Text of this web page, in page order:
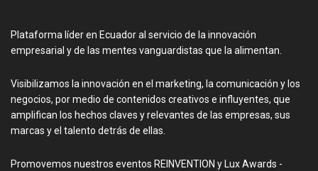
Plataforma líder en Ecuador al servicio de la innovación
empresarial y de las mentes vanguardistas que la alimentan.
Visibilizamos la innovación en el marketing, la comunicación y los
negocios, por medio de contenidos creativos e influyentes, que
amplifican los hechos claves y relevantes de las empresas, sus
marcas y el talento detrás de ellas.
Promovemos nuestros eventos REINVENTION y Lux Awards -